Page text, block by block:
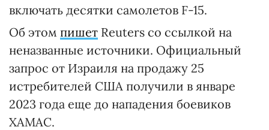
включать десятки самолетов F-15.
Об этом пишет Reuters со ссылкой на
неназванные источники. Официальный
запрос от Израиля на продажу 25
истребителей США получили в январе
2023 года еще до нападения боевиков
ХАМАС.